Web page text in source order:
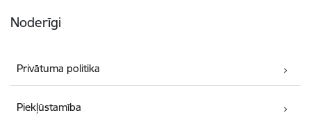
Noderīgi
Privātuma politika
Piekļūstamība